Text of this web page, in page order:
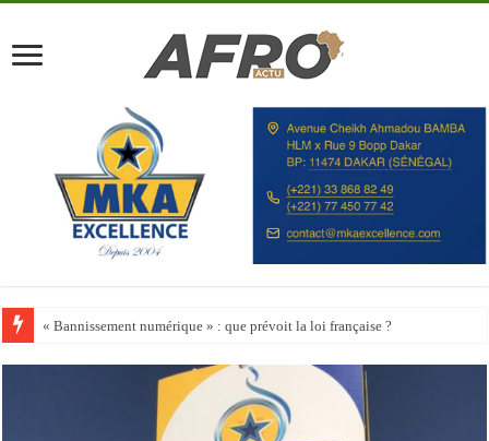
Happy City Index 2026 : aucune ville africaine parmi les 200 premières